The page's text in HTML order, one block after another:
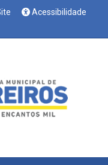
Acessibilidade